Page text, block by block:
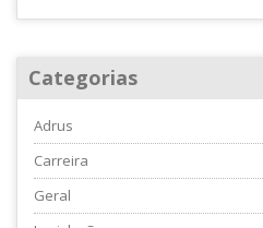
Categorias
Adrus
Carreira
Geral